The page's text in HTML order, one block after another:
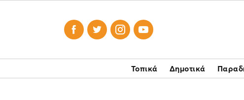
   
Τοπικά Δημοτικά